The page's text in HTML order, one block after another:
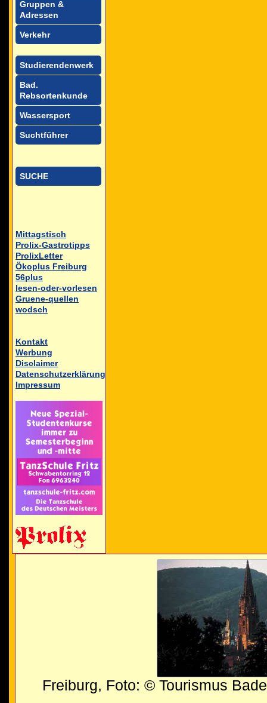
Gruppen &
Adressen
Verkehr
Studierendenwerk
Bad.
Rebsortenkunde
Wassersport
Suchtführer
SUCHE
Mittagstisch
Prolix-Gastrotipps
ProlixLetter
Ökoplus Freiburg
56plus
lesen-oder-vorlesen
Gruene-quellen
wodsch
Kontakt
Werbung
Disclaimer
Datenschutzerklärung
Impressum
Freiburg, Foto: © Tourismus